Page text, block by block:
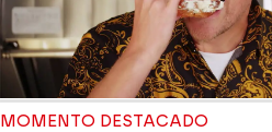
MOMENTO DESTACADO